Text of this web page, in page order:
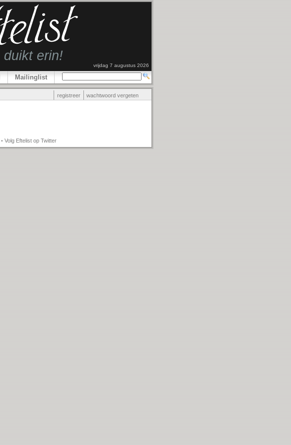
vrijdag 7 augustus 2026
Mailinglist
registreer wachtwoord vergeten
• Volg Eftelist op Twitter